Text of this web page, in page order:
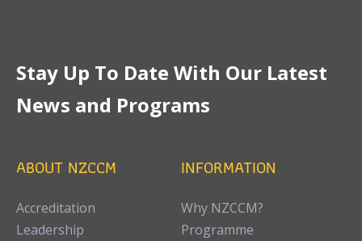
Stay Up To Date With Our Latest
News and Programs
ABOUT NZCCM
Accreditation
Leadership
INFORMATION
Why NZCCM?
Programme